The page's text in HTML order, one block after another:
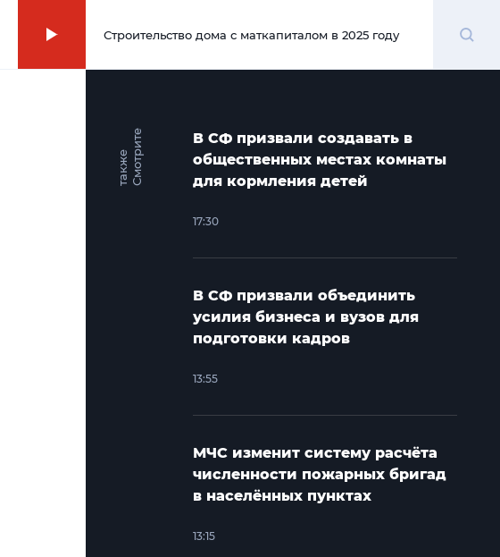
00:00
Строительство дома с маткапиталом в 2025 году
С
м
о
т
р и
т
е
т
а
к
ж
е
В СФ призвали создавать в
общественных местах комнаты
для кормления детей
17:30
В СФ призвали объединить
усилия бизнеса и вузов для
подготовки кадров
13:55
МЧС изменит систему расчёта
численности пожарных бригад
в населённых пунктах
13:15